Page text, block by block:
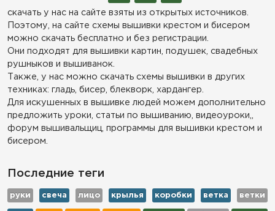
скачать у нас на сайте взяты из открытых источников.
Поэтому, на сайте схемы вышивки крестом и бисером
можно скачать бесплатно и без регистрации.
Они подходят для вышивки картин, подушек, свадебных
рушныков и вышиванок.
Также, у нас можно скачать схемы вышивки в других
техниках: гладь, бисер, блекворк, хардангер.
Для искушенных в вышивке людей можем дополнительно
предложить уроки, статьи по вышиванию, видеоуроки,,
форум вышивальщиц, программы для вышивки крестом и
бисером.
Последние теги
руки свеча лицо крылья коробки ветка ветки